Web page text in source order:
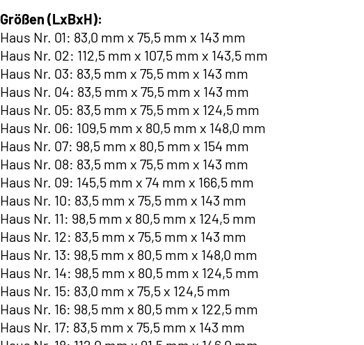
Größen (LxBxH):
Haus Nr. 01: 83,0 mm x 75,5 mm x 143 mm
Haus Nr. 02: 112,5 mm x 107,5 mm x 143,5 mm
Haus Nr. 03: 83,5 mm x 75,5 mm x 143 mm
Haus Nr. 04: 83,5 mm x 75,5 mm x 143 mm
Haus Nr. 05: 83,5 mm x 75,5 mm x 124,5 mm
Haus Nr. 06: 109,5 mm x 80,5 mm x 148,0 mm
Haus Nr. 07: 98,5 mm x 80,5 mm x 154 mm
Haus Nr. 08: 83,5 mm x 75,5 mm x 143 mm
Haus Nr. 09: 145,5 mm x 74 mm x 166,5 mm
Haus Nr. 10: 83,5 mm x 75,5 mm x 143 mm
Haus Nr. 11: 98,5 mm x 80,5 mm x 124,5 mm
Haus Nr. 12: 83,5 mm x 75,5 mm x 143 mm
Haus Nr. 13: 98,5 mm x 80,5 mm x 148,0 mm
Haus Nr. 14: 98,5 mm x 80,5 mm x 124,5 mm
Haus Nr. 15: 83,0 mm x 75,5 x 124,5 mm
Haus Nr. 16: 98,5 mm x 80,5 mm x 122,5 mm
Haus Nr. 17: 83,5 mm x 75,5 mm x 143 mm